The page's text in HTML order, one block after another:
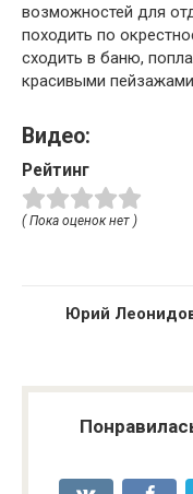
возможностей для
походить по
сходить в баню,
красивыми
Видео:
Рейтинг
( Пока оценок нет )
Юрий